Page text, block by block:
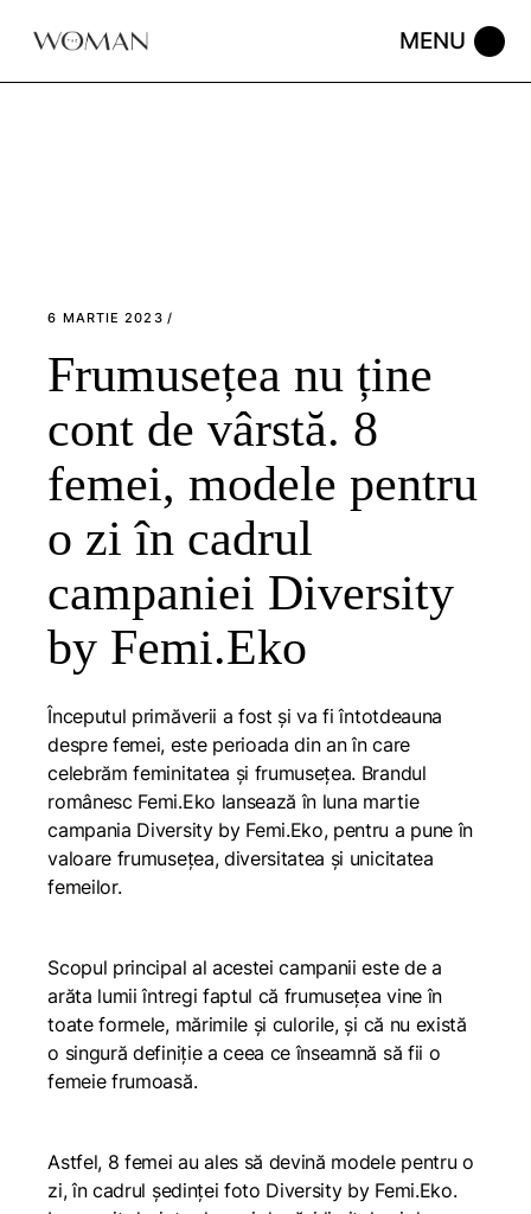
6 MARTIE 2023
Frumusețea nu ține
cont de vârstă. 8
femei, modele pentru
o zi în cadrul
campaniei Diversity
by Femi.Eko
Începutul primăverii a fost și va fi întotdeauna
despre femei, este perioada din an în care
celebrăm feminitatea și frumusețea. Brandul
românesc Femi.Eko lansează în luna martie
campania Diversity by Femi.Eko, pentru a pune în
valoare frumusețea, diversitatea și unicitatea
femeilor.
Scopul principal al acestei campanii este de a
arăta lumii întregi faptul că frumusețea vine în
toate formele, mărimile și culorile, și că nu există
o singură definiție a ceea ce înseamnă să fii o
femeie frumoasă.
Astfel, 8 femei au ales să devină modele pentru o
zi, în cadrul ședinței foto Diversity by Femi.Eko.